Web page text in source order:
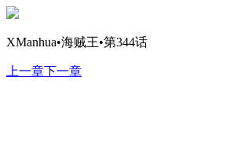
XManhua•海贼王•第344话
上一章下一章